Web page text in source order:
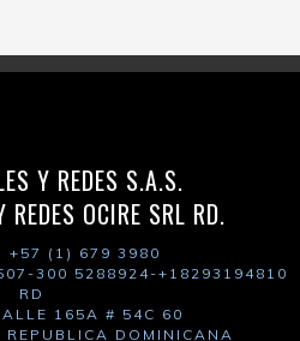
Y REDES S.A.S.
OCIRE SRL RD.
+57 (1) 679 3980
300 5288924-+18293194810
RD
165A # 54C 60
DOMINICANA